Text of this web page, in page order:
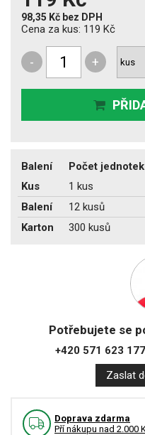
98,35 Kč bez DPH
Cena za kus: 119 Kč
- +
Balení Počet jednotek
Kus
1 kus
Balení
12 kusů
Karton
300 kusů
Potřebujete se
+420 571 623 177
Zaslat
Doprava zdarma
Pří nákupu nad 2.000